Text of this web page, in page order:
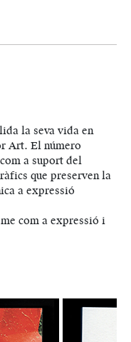
la seva vida en
Art. El número
a suport del
que preserven la
a expressió
com a expressió i